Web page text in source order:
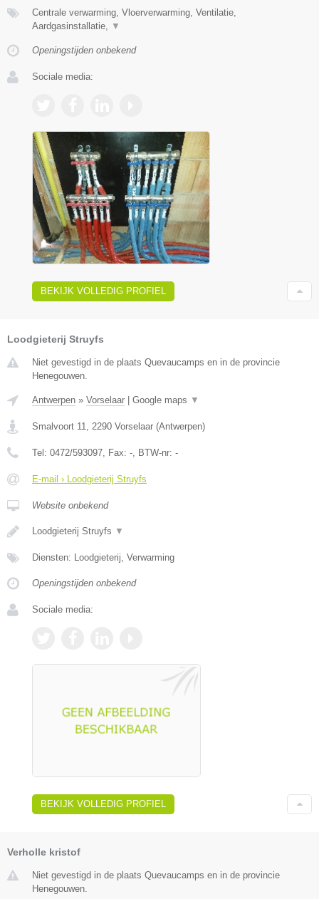
Centrale verwarming, Vloerverwarming, Ventilatie,
Aardgasinstallatie,
▼
Openingstijden onbekend
Sociale media:
BEKIJK VOLLEDIG PROFIEL
Loodgieterij Struyfs
Niet gevestigd in de plaats Quevaucamps en in de provincie
Henegouwen.
Antwerpen » Vorselaar Google maps ▼
Smalvoort 11, 2290 Vorselaar (Antwerpen)
Tel: 0472/593097, Fax: -, BTW-nr: -
E-mail › Loodgieterij Struyfs
Website onbekend
Loodgieterij Struyfs ▼
Diensten: Loodgieterij, Verwarming
Openingstijden onbekend
Sociale media:
BEKIJK VOLLEDIG PROFIEL
Verholle kristof
Niet gevestigd in de plaats Quevaucamps en in de provincie
Henegouwen.